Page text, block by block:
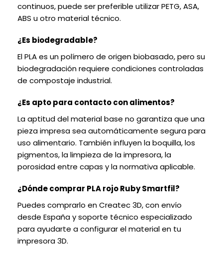
continuos, puede ser preferible utilizar PETG, ASA,
ABS u otro material técnico.
¿Es biodegradable?
El PLA es un polímero de origen biobasado, pero su
biodegradación requiere condiciones controladas
de compostaje industrial.
¿Es apto para contacto con alimentos?
La aptitud del material base no garantiza que una
pieza impresa sea automáticamente segura para
uso alimentario. También influyen la boquilla, los
pigmentos, la limpieza de la impresora, la
porosidad entre capas y la normativa aplicable.
¿Dónde comprar PLA rojo Ruby Smartfil?
Puedes comprarlo en Createc 3D, con envío
desde España y soporte técnico especializado
para ayudarte a configurar el material en tu
impresora 3D.